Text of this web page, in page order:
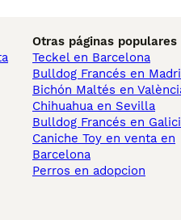
Otras páginas populares
Teckel en Barcelona
Bulldog Francés en
Bichón Maltés en
Chihuahua en Sevilla
Bulldog Francés en
Caniche Toy en venta en
Barcelona
Perros en adopcion